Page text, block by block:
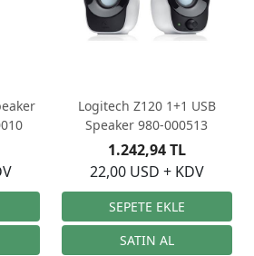
Logitech Z120 1+1 USB
Speaker 980-000513
22,00 USD + KDV
1.242,94 TL